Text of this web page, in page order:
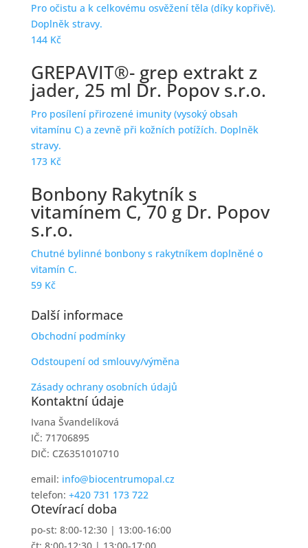
Pro očistu a k celkovému osvěžení těla (díky kopřivě).
Doplněk stravy.
144 Kč
GREPAVIT®- grep extrakt z
jader, 25 ml Dr. Popov s.r.o.
Pro posílení přirozené imunity (vysoký obsah
vitamínu C) a zevně při kožních potížích. Doplněk
stravy.
173 Kč
Bonbony Rakytník s
vitamínem C, 70 g Dr. Popov
s.r.o.
Chutné bylinné bonbony s rakytníkem doplněné o
vitamín C.
59 Kč
Další informace
Obchodní podmínky
Odstoupení od smlouvy/výměna
Zásady ochrany osobních údajů
Kontaktní údaje
Ivana Švandelíková
IČ: 71706895
DIČ: CZ6351010710
email: info@biocentrumopal.cz
telefon: +420 731 173 722
Otevírací doba
po-st: 8:00-12:30 | 13:00-16:00